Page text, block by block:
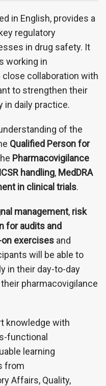
in English, provides a
regulatory
in drug safety. It
working in
close collaboration with
to strengthen their
in daily practice.
of the
Qualified Person for
Pharmacovigilance
ICSR handling, MedDRA
in clinical trials.
management, risk
for audits and
on exercises and
will be able to
in their day-to-day
pharmacovigilance
knowledge with
functional
learning
from
Affairs, Quality,